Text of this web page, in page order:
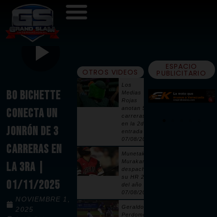
BO BICHETTE
CONECTA UN
JONRÓN DE 3
CARRERAS EN
LA 3RA |
01/11/2025
NOVIEMBRE 1,
2025
OTROS VIDEOS
Los
Medias
Rojas
anotan 5
carreras
en la 2da
entrada |
07/08/2026
Munetaka
Murakami
despacha
su HR 25
del año |
07/08/2026
Geraldo
Perdomo
ESPACIO
PUBLICITARIO